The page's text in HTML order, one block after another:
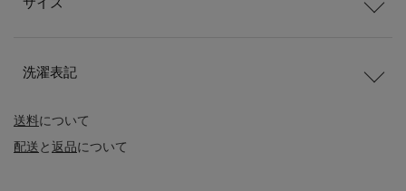
送料について
配送と返品について
洗濯表記